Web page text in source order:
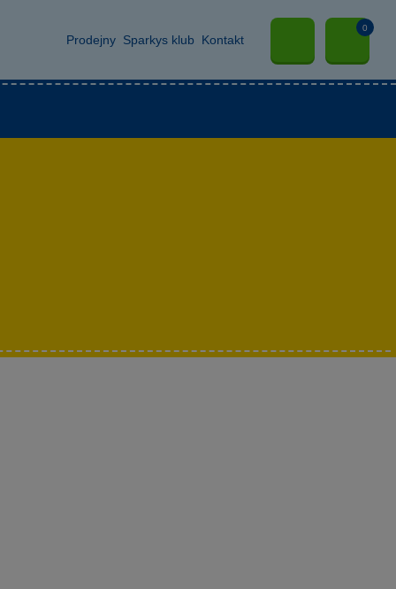
Prodejny Sparkys klub Kontakt
0